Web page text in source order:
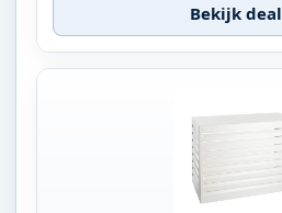
Bekijk deal